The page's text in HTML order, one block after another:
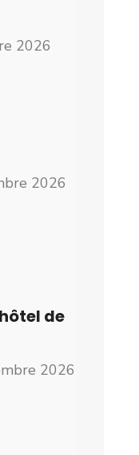
2026
2026
de
2026